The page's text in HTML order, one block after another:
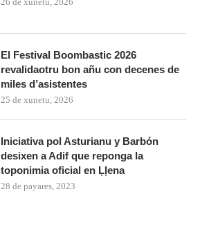
El Festival Boombastic 2026
revalidaotru bon añu con decenes de
miles d’asistentes
25 de xunetu, 2026
Iniciativa pol Asturianu y Barbón
desixen a Adif que reponga la
toponimia oficial en Ḷḷena
28 de payares, 2023